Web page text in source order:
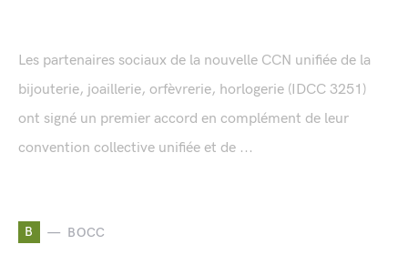
Les partenaires sociaux de la nouvelle CCN unifiée de la
bijouterie, joaillerie, orfèvrerie, horlogerie (IDCC 3251)
ont signé un premier accord en complément de leur
convention collective unifiée et de ...
B BOCC